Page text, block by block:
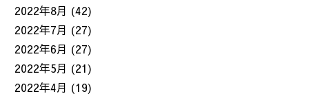
2022年8月 (42)
2022年7月 (27)
2022年6月 (27)
2022年5月 (21)
2022年4月 (19)